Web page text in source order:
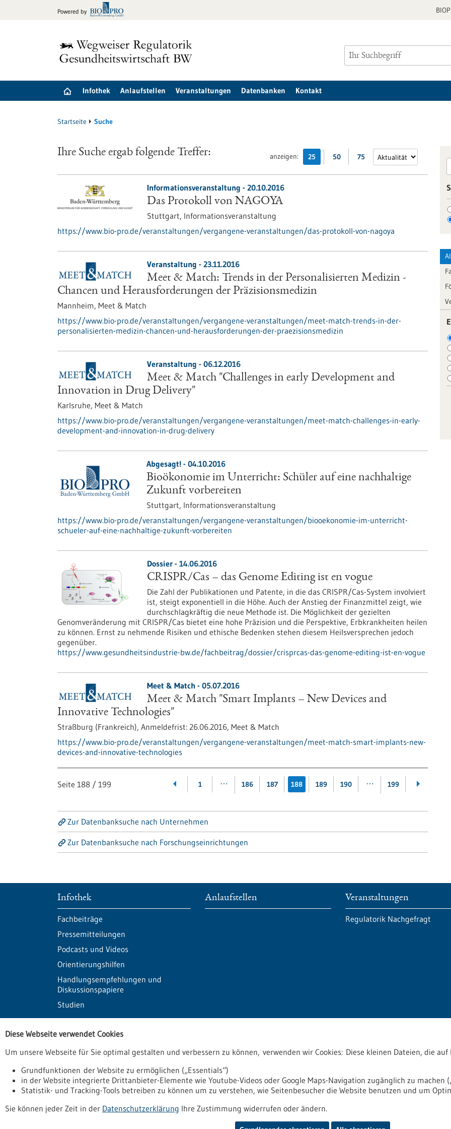
Powered by
Infothek Anlaufstellen Veranstaltungen Datenbanken Kontakt
Startseite Suche
anzeigen: 25 50 75
Ihre Suche ergab folgende Treffer:
Informationsveranstaltung - 20.10.2016
Das Protokoll von NAGOYA
Stuttgart, Informationsveranstaltung
https://www.bio-pro.de/veranstaltungen/vergangene-veranstaltungen/das-protokoll-von-nagoya
Veranstaltung - 23.11.2016
Meet & Match: Trends in der Personalisierten Medizin -
Chancen und Herausforderungen der Präzisionsmedizin
Mannheim, Meet & Match
https://www.bio-pro.de/veranstaltungen/vergangene-veranstaltungen/meet-match-trends-in-der-
personalisierten-medizin-chancen-und-herausforderungen-der-praezisionsmedizin
Veranstaltung - 06.12.2016
Meet & Match "Challenges in early Development and
Innovation in Drug Delivery"
Karlsruhe, Meet & Match
https://www.bio-pro.de/veranstaltungen/vergangene-veranstaltungen/meet-match-challenges-in-early-
development-and-innovation-in-drug-delivery
Abgesagt! - 04.10.2016
Bioökonomie im Unterricht: Schüler auf eine nachhaltige
Zukunft vorbereiten
Stuttgart, Informationsveranstaltung
https://www.bio-pro.de/veranstaltungen/vergangene-veranstaltungen/biooekonomie-im-unterricht-
schueler-auf-eine-nachhaltige-zukunft-vorbereiten
Dossier - 14.06.2016
CRISPR/Cas – das Genome Editing ist en vogue
Die Zahl der Publikationen und Patente, in die das CRISPR/Cas-System involviert
ist, steigt exponentiell in die Höhe. Auch der Anstieg der Finanzmittel zeigt, wie
durchschlagkräftig die neue Methode ist. Die Möglichkeit der gezielten
Genomveränderung mit CRISPR/Cas bietet eine hohe Präzision und die Perspektive, Erbkrankheiten heilen
zu können. Ernst zu nehmende Risiken und ethische Bedenken stehen diesem Heilsversprechen jedoch
gegenüber.
https://www.gesundheitsindustrie-bw.de/fachbeitrag/dossier/crisprcas-das-genome-editing-ist-en-vogue
Meet & Match - 05.07.2016
Meet & Match "Smart Implants – New Devices and
Innovative Technologies"
Straßburg (Frankreich), Anmeldefrist: 26.06.2016, Meet & Match
https://www.bio-pro.de/veranstaltungen/vergangene-veranstaltungen/meet-match-smart-implants-new-
devices-and-innovative-technologies
Seite 188 / 199 1 … 186 187 188 189 190 … 199
Zur Datenbanksuche nach Unternehmen
Zur Datenbanksuche nach Forschungseinrichtungen
Infothek
Fachbeiträge
Pressemitteilungen
Podcasts und Videos
Orientierungshilfen
Handlungsempfehlungen und
Diskussionspapiere
Studien
Anlaufstellen Veranstaltungen
Regulatorik Nachgefragt
Diese Webseite verwendet Cookies
Um unsere Webseite für Sie optimal gestalten und verbessern zu können, verwenden wir Cookies: Diese kleinen Dateien, die
Grundfunktionen der Website zu ermöglichen („Essentials“)
in der Website integrierte Drittanbieter-Elemente wie Youtube-Videos oder Google Maps-Navigation zugänglich zu machen
Statistik- und Tracking-Tools betreiben zu können um zu verstehen, wie Seitenbesucher die Website benutzen und um
Sie können jeder Zeit in der Datenschutzerklärung Ihre Zustimmung widerrufen oder ändern.